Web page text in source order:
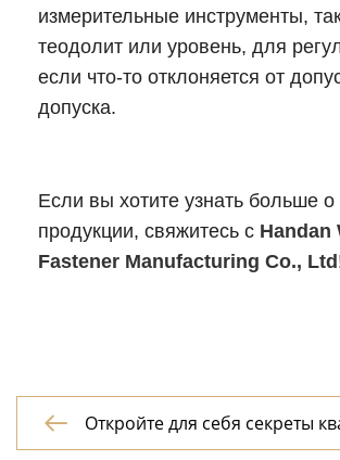
измерительные инструменты,
теодолит или уровень, для
если что-то отклоняется от
допуска.
Если вы хотите узнать больше
продукции, свяжитесь с Handan
Fastener Manufacturing Co., Ltd

Откройте для себя секреты
гаек: прочного фундамента